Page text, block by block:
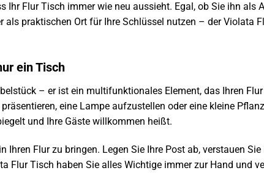
Ihr Flur Tisch immer wie neu aussieht. Egal, ob Sie ihn als
praktischen Ort für Ihre Schlüssel nutzen – der Violata
ein Tisch
– er ist ein multifunktionales Element, das Ihren
eine Lampe aufzustellen oder eine kleine
und Ihre Gäste willkommen heißt.
Flur zu bringen. Legen Sie Ihre Post ab, verstauen
Flur Tisch haben Sie alles Wichtige immer zur Hand und